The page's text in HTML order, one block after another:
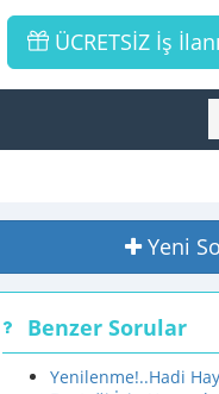
ÜCRETSİZ İş İlanı
Yeni
Benzer Sorular
Yenilenme!..Hadi